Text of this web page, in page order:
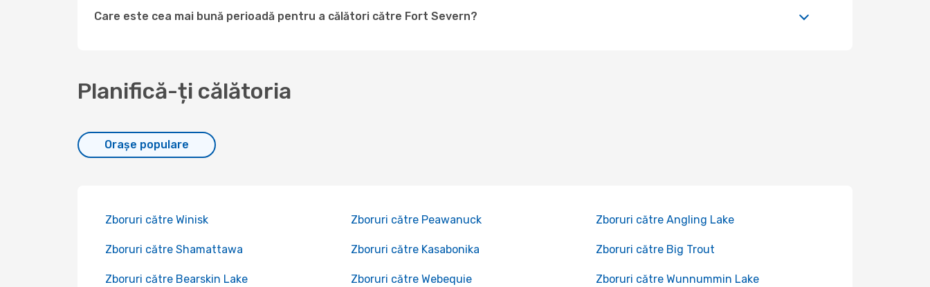
Care este cea mai bună perioadă pentru a călători către Fort Severn?
Planifică-ți călătoria
Orașe populare
Zboruri către Winisk Zboruri către Peawanuck Zboruri către Angling Lake
Zboruri către Shamattawa Zboruri către Kasabonika Zboruri către Big Trout
Zboruri către Bearskin Lake Zboruri către Webequie Zboruri către Wunnummin Lake